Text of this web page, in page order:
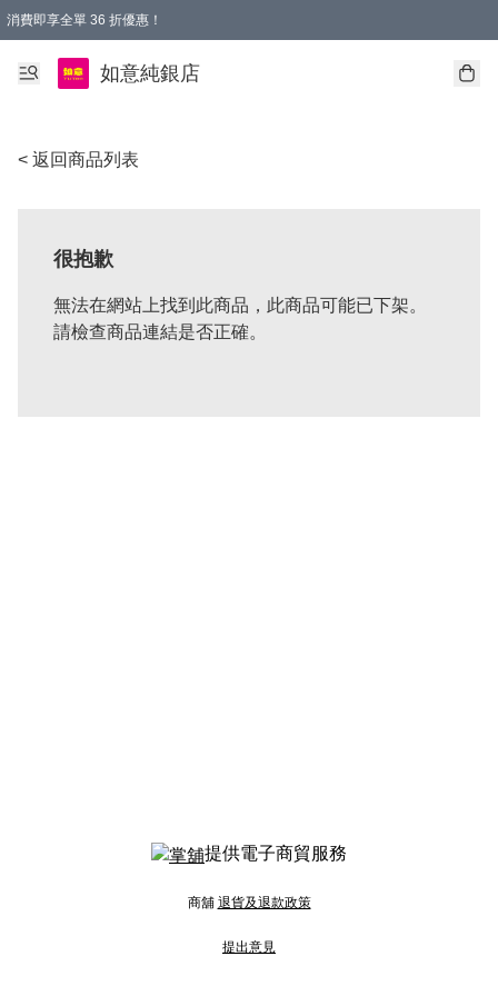
消費即享全單 36 折優惠！
購物满$50，全國包郵。Free shopping on orders over $50.
如意純銀店
< 返回商品列表
很抱歉
無法在網站上找到此商品，此商品可能已下架。
請檢查商品連結是否正確。
提供電子商貿服務
商舖 退貨及退款政策
提出意見